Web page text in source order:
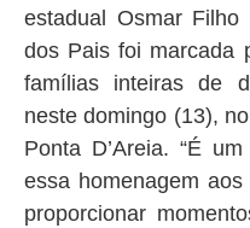
estadual Osmar
dos Pais foi marcada
famílias inteiras de
neste domingo (13),
Ponta D’Areia. “É
essa homenagem
proporcionar